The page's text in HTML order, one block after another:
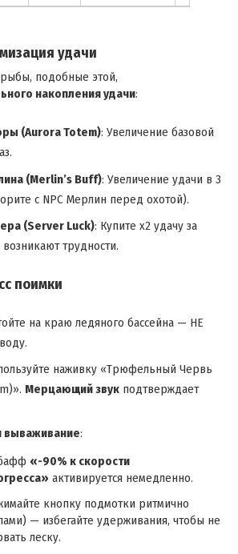
удачи
подобные этой,
накопления удачи:
(Aurora Totem): Увеличение базовой
(Merlin’s Buff): Увеличение удачи в 3
с NPC Мерлин перед охотой).
(Server Luck): Купите x2 удачу за
возникают трудности.
поимки
на краю ледяного бассейна — НЕ
наживку «Трюфельный Червь
Мерцающий звук подтверждает
вываживание:
«-90% к скорости
активируется немедленно.
кнопку подмотки ритмично
— избегайте удерживания, чтобы не
леску.